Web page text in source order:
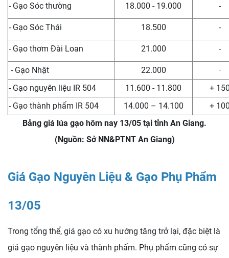
- Gạo Sóc thường 18.000 - 19.000 -
- Gạo Sóc Thái 18.500 -
- Gạo thơm Đài Loan 21.000 -
- Gạo Nhật 22.000 -
- Gạo nguyên liệu IR 504 11.600 - 11.800
+
- Gạo thành phẩm IR 504
14.000 – 14.100
+
Bảng giá lúa gạo hôm nay 13/05 tại tỉnh An Giang.
(Nguồn: Sở NN&PTNT An Giang)
Giá Gạo Nguyên Liệu & Gạo Phụ Phẩm
13/05
Trong tổng thể, giá gạo có xu hướng tăng trở lại, đặc biệt là
giá gạo nguyên liệu và thành phẩm. Phụ phẩm cũng có sự